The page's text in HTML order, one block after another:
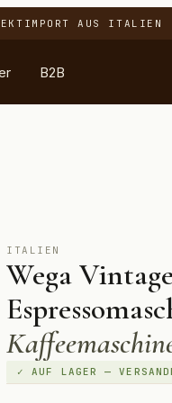
AUS ITALIEN
B2B
ITALIEN
Wega
✓ AUF LAGER —